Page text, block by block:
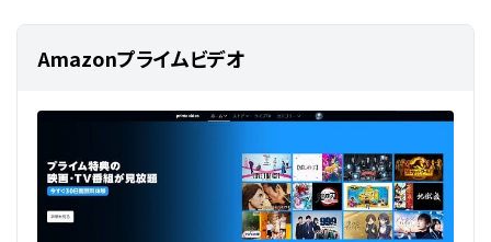
Amazonプライムビデオ